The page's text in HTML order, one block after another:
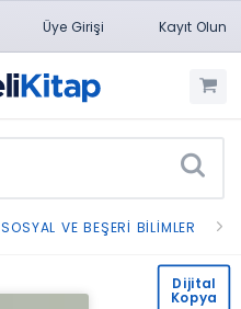
Üye Girişi Kayıt Olun
SOSYAL VE BEŞERI BILIMLER
Dijital
Kopya